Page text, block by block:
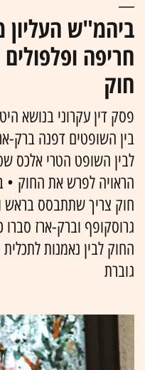
ביהמ"ש
חריפה
חוק
פסק דין עקרוני בנושא
בין השופטים דפנה ברק-
לבין השופט הטרי אלכס
הראויה לפרש את החוק •
חוק צריך שתתבסס בראש
גרוסקופף וברק-ארז סברו
החוק לבין נאמנות
גוברת